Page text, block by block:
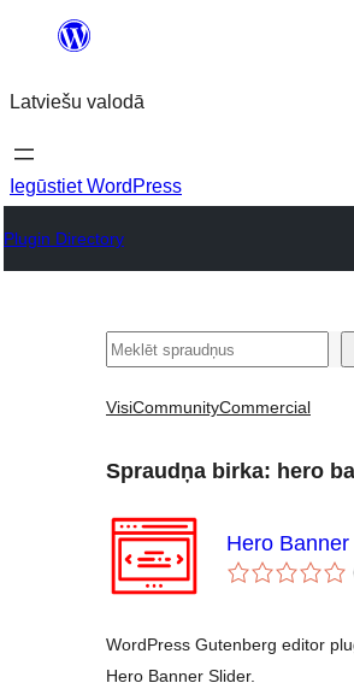
Pāriet
saturu
Latviešu valodā
Iegūstiet WordPress
Plugin Directory
Meklēt
VisiCommunityCommercial
Spraudņa birka: hero
Hero
WordPress Gutenberg editor
Hero Banner Slider.